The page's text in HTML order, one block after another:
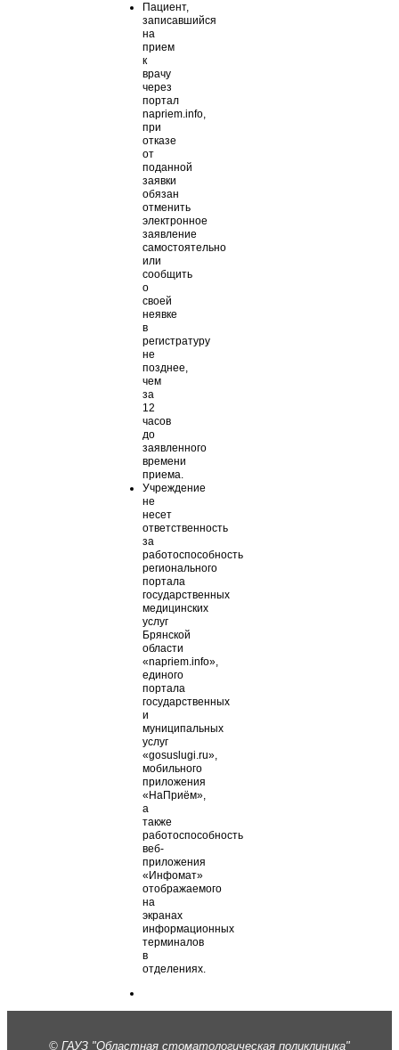
Пациент,
записавшийся
на
прием
к
врачу
через
портал
napriem.info,
при
отказе
от
поданной
заявки
обязан
отменить
электронное
заявление
самостоятельно
или
сообщить
о
своей
неявке
в
регистратуру
не
позднее,
чем
за
12
часов
до
заявленного
времени
приема.
Учреждение
не
несет
ответственность
за
работоспособность
регионального
портала
государственных
медицинских
услуг
Брянской
области
«napriem.info»,
единого
портала
государственных
и
муниципальных
услуг
«gosuslugi.ru»,
мобильного
приложения
«НаПриём»,
а
также
работоспособность
веб-
приложения
«Инфомат»
отображаемого
на
экранах
информационных
терминалов
в
отделениях.
© ГАУЗ "Областная стоматологическая поликлиника"